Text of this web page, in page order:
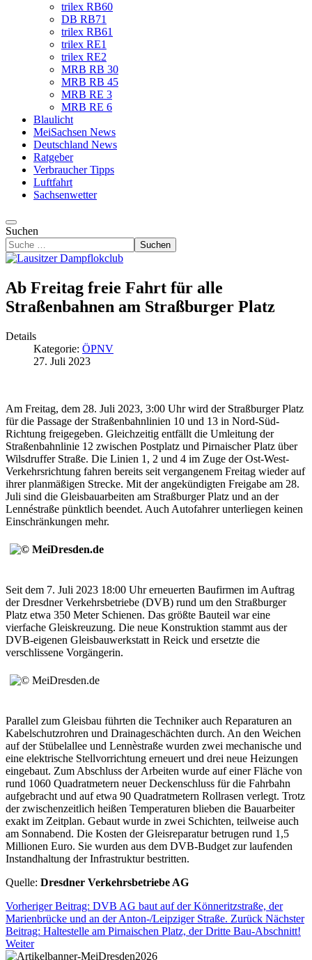
trilex RB60
DB RB71
trilex RB61
trilex RE1
trilex RE2
MRB RB 30
MRB RB 45
MRB RE 3
MRB RE 6
Blaulicht
MeiSachsen News
Deutschland News
Ratgeber
Verbraucher Tipps
Luftfahrt
Sachsenwetter
Suchen
Suchen
Ab Freitag freie Fahrt für alle
Straßenbahnen am Straßburger Platz
Details
Kategorie: ÖPNV
27. Juli 2023
Am Freitag, dem 28. Juli 2023, 3:00 Uhr wird der Straßburger Platz
für die Passage der Straßenbahnlinien 10 und 13 in Nord-Süd-
Richtung freigegeben. Gleichzeitig entfällt die Umleitung der
Straßenbahnlinie 12 zwischen Postplatz und Pirnaischer Platz über
Wilsdruffer Straße. Die Linien 1, 2 und 4 im Zuge der Ost-West-
Verkehrsrichtung fahren bereits seit vergangenem Freitag wieder auf
ihrer planmäßigen Strecke. Mit der angekündigten Freigabe am 28.
Juli sind die Gleisbauarbeiten am Straßburger Platz und an der
Lennéstraße pünktlich beendet. Auch Autofahrer unterliegen keinen
Einschränkungen mehr.
Seit dem 7. Juli 2023 18:00 Uhr erneuerten Baufirmen im Auftrag
der Dresdner Verkehrsbetriebe (DVB) rund um den Straßburger
Platz etwa 350 Meter Schienen. Das größte Bauteil war eine
vierfache Gleiskreuzung. Die neue Konstruktion stammt aus der
DVB-eigenen Gleisbauwerkstatt in Reick und ersetzte die
verschlissene Vorgängerin.
Parallel zum Gleisbau führten die Techniker auch Reparaturen an
Kabelschutzrohren und Drainageschächten durch. An den Weichen
auf der Stübelallee und Lennèstraße wurden zwei mechanische und
eine elektrische Stellvorrichtung erneuert und drei neue Heizungen
eingebaut. Zum Abschluss der Arbeiten wurde auf einer Fläche von
rund 1060 Quadratmetern neuer Deckenschluss für die Fahrbahn
aufgebracht und auf etwa 90 Quadratmetern Rollrasen verlegt. Trotz
der zwischenzeitlich heißen Temperaturen blieben die Bauarbeiter
exakt im Zeitplan. Gebaut wurde in zwei Schichten, teilweise auch
am Sonnabend. Die Kosten der Gleisreparatur betrugen rund 1,5
Millionen Euro. Sie wurden aus dem DVB-Budget zur laufenden
Instandhaltung der Infrastruktur bestritten.
Quelle: Dresdner Verkehrsbetriebe AG
Vorheriger Beitrag: DVB AG baut auf der Könneritzstraße, der
Marienbrücke und an der Anton-/Leipziger Straße. Zurück Nächster
Beitrag: Haltestelle am Pirnaischen Platz, der Dritte Bau-Abschnitt!
Weiter